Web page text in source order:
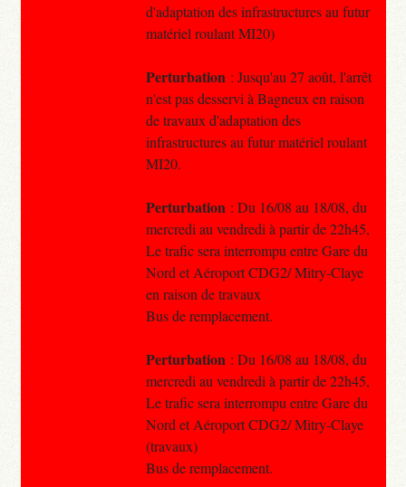
d'adaptation des infrastructures au futur
matériel roulant MI20)
Perturbation : Jusqu'au 27 août, l'arrêt
n'est pas desservi à Bagneux en raison
de travaux d'adaptation des
infrastructures au futur matériel roulant
MI20.
Perturbation : Du 16/08 au 18/08, du
mercredi au vendredi à partir de 22h45,
Le trafic sera interrompu entre Gare du
Nord et Aéroport CDG2/ Mitry-Claye
en raison de travaux
Bus de remplacement.
Perturbation : Du 16/08 au 18/08, du
mercredi au vendredi à partir de 22h45,
Le trafic sera interrompu entre Gare du
Nord et Aéroport CDG2/ Mitry-Claye
(travaux)
Bus de remplacement.